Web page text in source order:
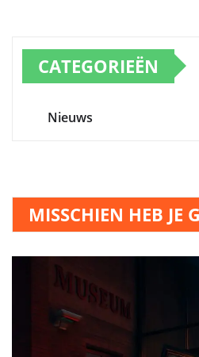
CATEGORIEËN
Nieuws
MISSCHIEN HEB JE